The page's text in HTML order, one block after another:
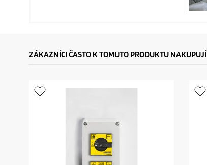
ZÁKAZNÍCI ČASTO K TOMUTO PRODUKTU NAKUPUJÍ